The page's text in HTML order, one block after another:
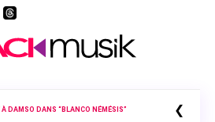
DAMSO DANS “BLANCO NÉMÉSIS” ❮